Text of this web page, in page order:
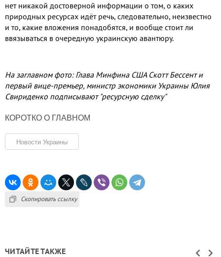
нет никакой достоверной информации о том, о каких
природных ресурсах идёт речь, следовательно, неизвестно
и то, какие вложения понадобятся, и вообще стоит ли
ввязываться в очередную украинскую авантюру.
На заглавном фото: Глава Минфина США Скотт Бессент и
первый вице-премьер, министр экономики Украины Юлия
Свириденко подписывают "ресурсную сделку"
КОРОТКО О ГЛАВНОМ
Новости Украины
Скопировать ссылку
ЧИТАЙТЕ ТАКЖЕ